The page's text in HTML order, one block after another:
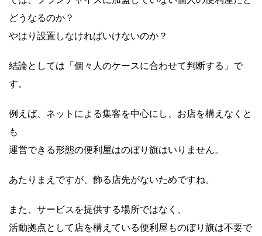
どうなるのか？
やはり設置しなければいけないのか？
結論としては「個々人のケースに合わせて判断する」で
す。
例えば、ネットによる集客を中心にし、お店を構えなくと
も
運営できる形態の便利屋はのぼり旗はいりません。
あたりまえですが、飾る店先がないためですね。
また、サービスを提供する場所ではなく、
活動拠点として店を構えている便利屋ものぼり旗は不要で